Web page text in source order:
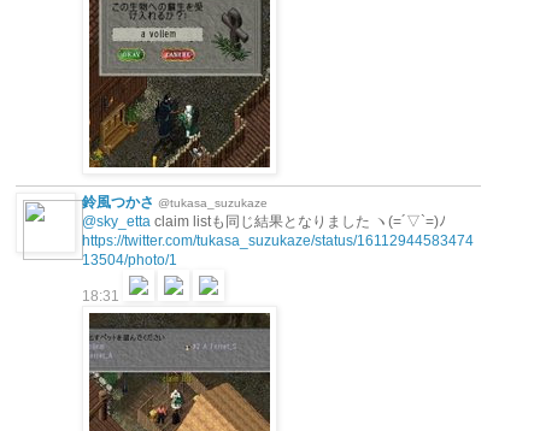
鈴風つかさ @tukasa_suzukaze
@sky_etta claim listも同じ結果となりました ヽ(=´▽`=)ﾉ
https://twitter.com/tukasa_suzukaze/status/16112944583474
13504/photo/1
18:31